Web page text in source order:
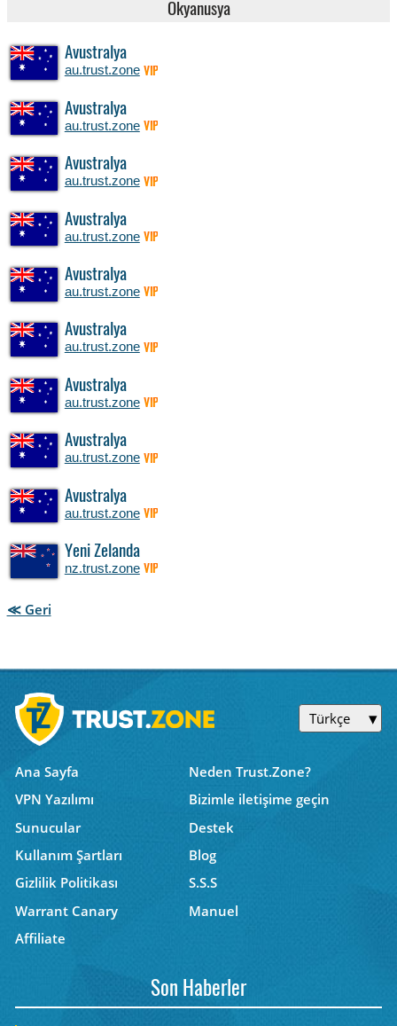
Okyanusya
Avustralya
au.trust.zone VIP
Avustralya
au.trust.zone VIP
Avustralya
au.trust.zone VIP
Avustralya
au.trust.zone VIP
Avustralya
au.trust.zone VIP
Avustralya
au.trust.zone VIP
Avustralya
au.trust.zone VIP
Avustralya
au.trust.zone VIP
Avustralya
au.trust.zone VIP
Yeni Zelanda
nz.trust.zone VIP
≪ Geri
Türkçe
Ana Sayfa
Neden Trust.Zone?
VPN Yazılımı
Bizimle iletişime geçin
Sunucular
Destek
Kullanım Şartları
Blog
Gizlilik Politikası
S.S.S
Warrant Canary
Manuel
Affiliate
Son Haberler